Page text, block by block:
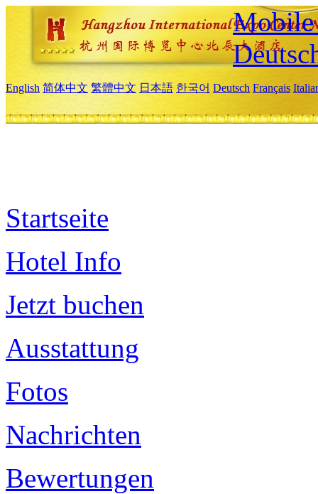
Mobile
English 简体中文 繁體中文 日本語 한국어 Deutsch Français
Startseite
Hotel Info
Jetzt buchen
Ausstattung
Fotos
Nachrichten
Bewertungen